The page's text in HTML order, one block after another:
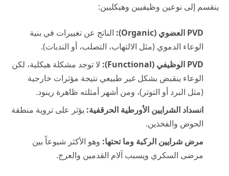
ينقسم إلى نوعين وظيفيين وهيكليين:
PVD العضوي (Organic):
الناتج عن تغييرات في بنية
الوعاء الدموي (مثل الالتهاب، التصلب، أو الندبات).
PVD الوظيفي (Functional):
لا توجد مشكلة هيكلية، لكن
الوعاء ينقبض بشكل غير طبيعي نتيجة مؤثرات خارجية
(مثل البرد أو التوتر)، ومن أشهر أمثلته ظاهرة رينود.
انسداد الشرايين الأورطية الحرقفية: يؤثر على تروية منطقة
الحوض والفخذين.
مرض شرايين الركبة وما تحتها: وهو الأكثر شيوعاً بين
مرضى السكري ويسبب آلام القدمين والعرج.